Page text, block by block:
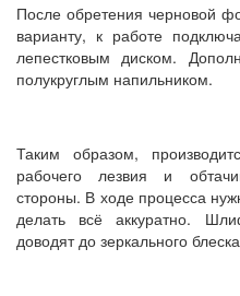
После обретения черновой
варианту, к работе
лепестковым диском.
полукруглым напильником.
Таким образом,
рабочего лезвия и
стороны. В ходе процесса
делать всё аккуратно.
доводят до зеркального